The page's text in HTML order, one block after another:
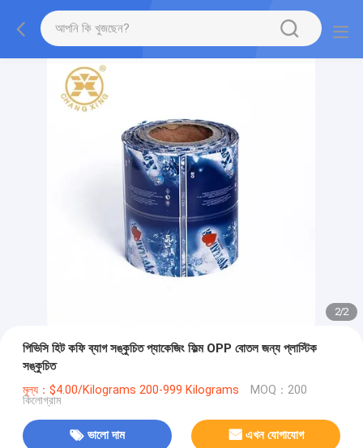
2/2
পিভিসি হিট কফি ব্যাগ সঙ্কুচিত প্যাকেজিং ফিল্ম OPP বোতল জন্য প্লাস্টিক
সঙ্কুচিত
মূল্য：$4.00/Kilograms 200-999 Kilograms MOQ：200
কিলোগ্রাম
ভালো দাম এখন যোগাযোগ